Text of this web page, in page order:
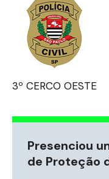
3º CERCO OESTE
Presenciou
de Proteção